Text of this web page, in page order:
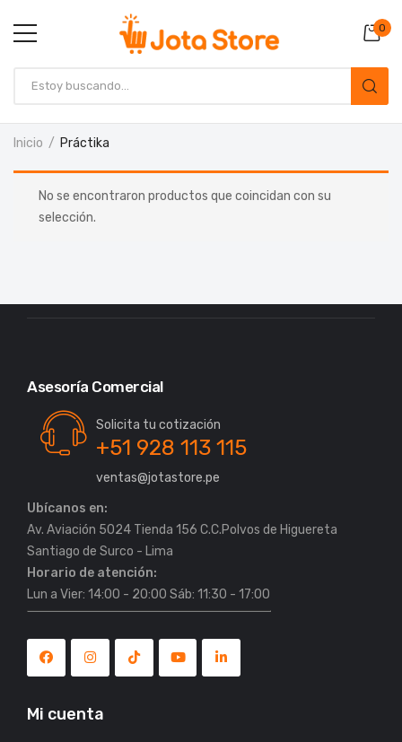
0
Inicio Práctika
No se encontraron productos que coincidan con su
selección.
Asesoría Comercial
Solicita tu cotización
+51 928 113 115
ventas@jotastore.pe
Ubícanos en:
Av. Aviación 5024 Tienda 156 C.C.Polvos de Higuereta
Horario de atención:
Lun a Vier: 14:00 - 20:00 Sáb: 11:30 - 17:00
Mi cuenta